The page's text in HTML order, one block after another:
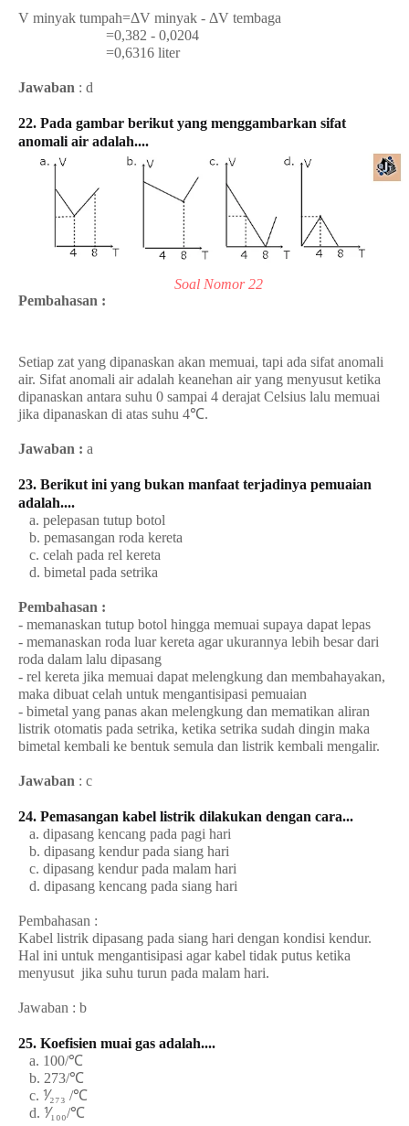
V minyak tumpah=ΔV minyak - ΔV tembaga
=0,382 - 0,0204
=0,6316 liter
Jawaban : d
22. Pada gambar berikut yang menggambarkan sifat
anomali air adalah....
Soal Nomor 22
Pembahasan :
Setiap zat yang dipanaskan akan memuai, tapi ada sifat anomali
air. Sifat anomali air adalah keanehan air yang menyusut ketika
dipanaskan antara suhu 0 sampai 4 derajat Celsius lalu memuai
jika dipanaskan di atas suhu 4℃.
Jawaban : a
23. Berikut ini yang bukan manfaat terjadinya pemuaian
adalah....
a. pelepasan tutup botol
b. pemasangan roda kereta
c. celah pada rel kereta
d. bimetal pada setrika
Pembahasan :
- memanaskan tutup botol hingga memuai supaya dapat lepas
- memanaskan roda luar kereta agar ukurannya lebih besar dari
roda dalam lalu dipasang
- rel kereta jika memuai dapat melengkung dan membahayakan,
maka dibuat celah untuk mengantisipasi pemuaian
- bimetal yang panas akan melengkung dan mematikan aliran
listrik otomatis pada setrika, ketika setrika sudah dingin maka
bimetal kembali ke bentuk semula dan listrik kembali mengalir.
Jawaban : c
24. Pemasangan kabel listrik dilakukan dengan cara...
a. dipasang kencang pada pagi hari
b. dipasang kendur pada siang hari
c. dipasang kendur pada malam hari
d. dipasang kencang pada siang hari
Pembahasan :
Kabel listrik dipasang pada siang hari dengan kondisi kendur.
Hal ini untuk mengantisipasi agar kabel tidak putus ketika
menyusut jika suhu turun pada malam hari.
Jawaban : b
25. Koefisien muai gas adalah....
a. 100/℃
b. 273/℃
c. ⅟₂₇₃ /℃
d. ⅟₁₀₀/℃